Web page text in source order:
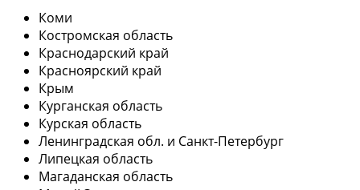
Коми
Костромская область
Краснодарский край
Красноярский край
Крым
Курганская область
Курская область
Ленинградская обл. и Санкт-Петербург
Липецкая область
Магаданская область